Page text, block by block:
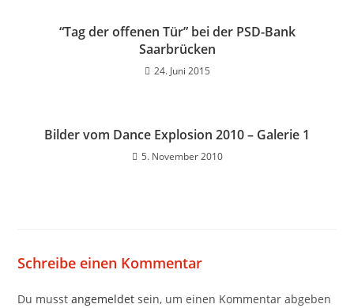
“Tag der offenen Tür” bei der PSD-Bank
Saarbrücken
24. Juni 2015
Bilder vom Dance Explosion 2010 – Galerie 1
5. November 2010
Schreibe einen Kommentar
Du musstangemeldet sein, um einen Kommentar abgeben